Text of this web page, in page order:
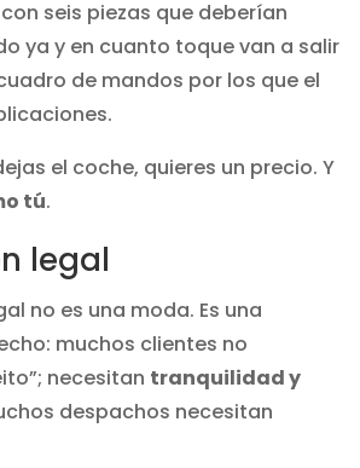
seis piezas que deberían
ya y en cuanto toque van a salir
de mandos por los que el
el coche, quieres un precio. Y
tú.
legal
no es una moda. Es una
muchos clientes no
necesitan tranquilidad y
despachos necesitan